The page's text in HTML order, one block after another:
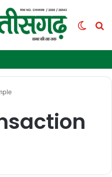
Switch